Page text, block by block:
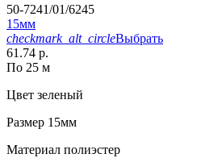
50-7241/01/6245
15мм
checkmark_alt_circleВыбрать
61.74 р.
По 25 м
Цвет зеленый
Размер 15мм
Материал полиэстер